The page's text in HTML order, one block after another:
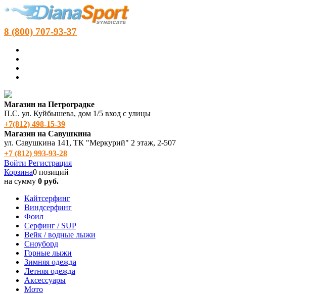
8 (800) 707-93-37
Магазин на Петроградке
П.С. ул. Куйбышева, дом 1/5 вход с улицы
+7(812) 498‑15-39
Магазин на Савушкина
ул. Савушкина 141, ТК "Меркурий" 2 этаж, 2-507
+7 (812) 993-93-28
Войти Регистрация
Корзина0 позиций
на сумму 0 руб.
Кайтсерфинг
Виндсерфинг
Фоил
Серфинг / SUP
Вейк / водные лыжи
Сноуборд
Горные лыжи
Зимняя одежда
Летняя одежда
Аксессуары
Мото